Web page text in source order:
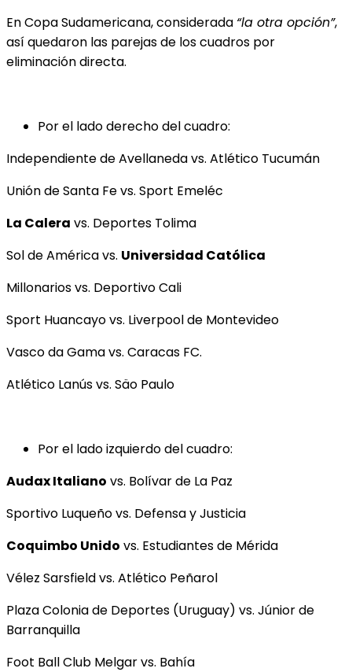
En Copa Sudamericana, considerada “la otra opción”,
así quedaron las parejas de los cuadros por
eliminación directa.
Por el lado derecho del cuadro:
Independiente de Avellaneda vs. Atlético Tucumán
Unión de Santa Fe vs. Sport Emeléc
La Calera vs. Deportes Tolima
Sol de América vs. Universidad Católica
Millonarios vs. Deportivo Cali
Sport Huancayo vs. Liverpool de Montevideo
Vasco da Gama vs. Caracas FC.
Atlético Lanús vs. Säo Paulo
Por el lado izquierdo del cuadro:
Audax Italiano vs. Bolívar de La Paz
Sportivo Luqueño vs. Defensa y Justicia
Coquimbo Unido vs. Estudiantes de Mérida
Vélez Sarsfield vs. Atlético Peñarol
Plaza Colonia de Deportes (Uruguay) vs. Júnior de
Barranquilla
Foot Ball Club Melgar vs. Bahía